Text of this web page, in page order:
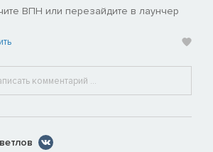
ВПН или перезайдите в лаунчер